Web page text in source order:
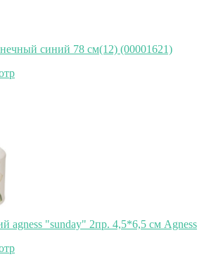
синий 78 см(12) (00001621)
agness "sunday" 2пр. 4,5*6,5 см Agness